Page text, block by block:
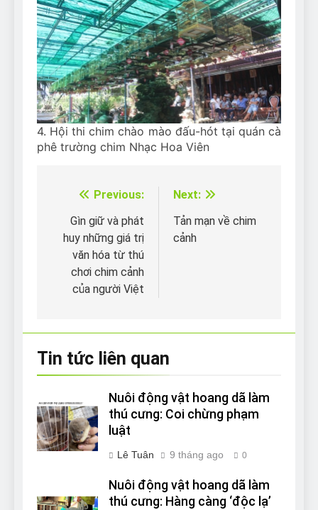
4. Hội thi chim chào mào đấu-hót tại quán cà
phê trường chim Nhạc Hoa Viên
Điều
hướng
bài
viết
Previous:
Gìn giữ và phát
huy những giá trị
văn hóa từ thú
chơi chim cảnh
của người Việt
Next:
Tản mạn về chim
cảnh
Tin tức liên quan
Nuôi động vật hoang dã làm
thú cưng: Coi chừng phạm
luật
Lê Tuân 9 tháng ago 0
Nuôi động vật hoang dã làm
thú cưng: Hàng càng ‘độc lạ’